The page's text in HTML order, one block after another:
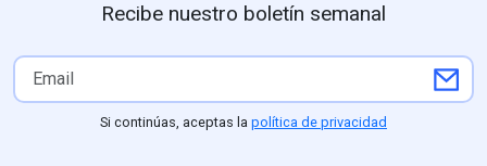
Recibe nuestro boletín semanal
Si continúas, aceptas la política de privacidad